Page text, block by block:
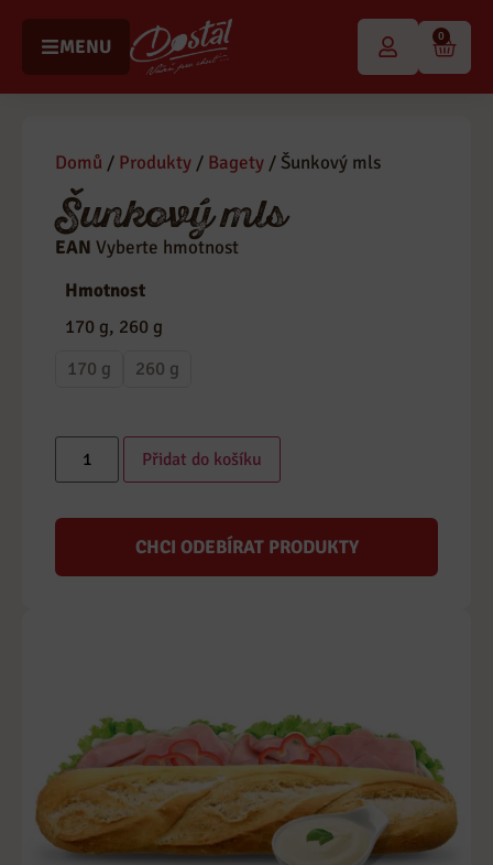
MENU 0
Domů / Produkty / Bagety / Šunkový mls
Šunkový mls
EAN Vyberte hmotnost
Hmotnost
170 g, 260 g
170 g
260 g
Přidat do košíku
CHCI ODEBÍRAT PRODUKTY